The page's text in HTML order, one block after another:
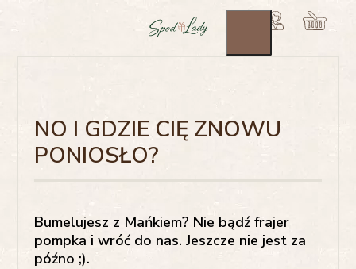
NO I GDZIE CIĘ ZNOWU
PONIOSŁO?
Bumelujesz z Mańkiem? Nie bądź frajer
pompka i wróć do nas. Jeszcze nie jest za
późno ;).